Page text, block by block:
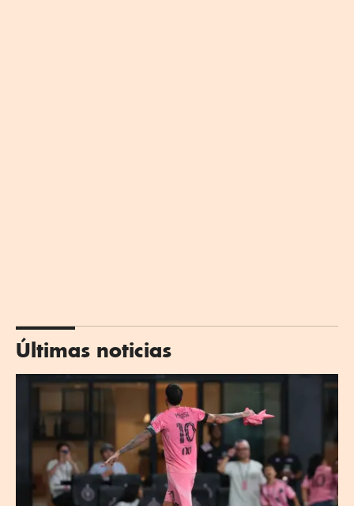
Últimas noticias